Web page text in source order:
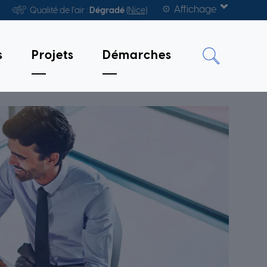
Qualité de l'air : Dégradé (Nice) Affichage
Projets Démarches